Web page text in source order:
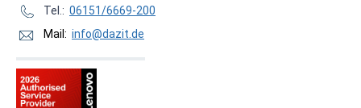
Tel.: 06151/6669-200
Mail: info@dazit.de